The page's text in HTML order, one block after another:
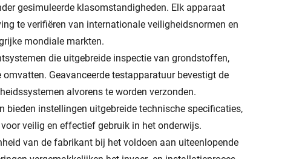
gesimuleerde klasomstandigheden. Elk apparaat
te verifiëren van internationale veiligheidsnormen en
mondiale markten.
die uitgebreide inspectie van grondstoffen,
omvatten. Geavanceerde testapparatuur bevestigt de
alvorens te worden verzonden.
bieden instellingen uitgebreide technische specificaties,
veilig en effectief gebruik in het onderwijs.
van de fabrikant bij het voldoen aan uiteenlopende